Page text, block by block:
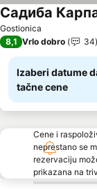
Gostionica
Садиба
8,1 Vrlo dobro 34
Izaberi datume
tačne cene
Cene i
neprestano se
rezervaciju
prikazana na